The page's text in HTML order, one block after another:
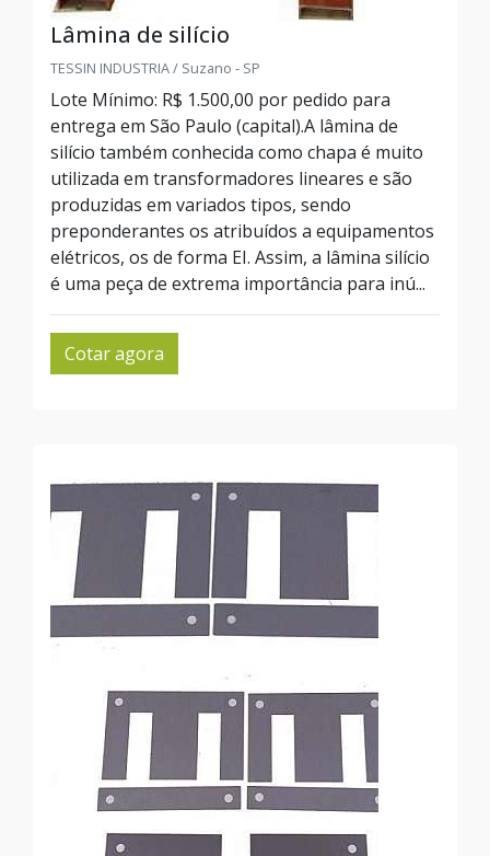
Lâmina de silício
TESSIN INDUSTRIA / Suzano - SP
Lote Mínimo: R$ 1.500,00 por pedido para
entrega em São Paulo (capital).A lâmina de
silício também conhecida como chapa é muito
utilizada em transformadores lineares e são
produzidas em variados tipos, sendo
preponderantes os atribuídos a equipamentos
elétricos, os de forma EI. Assim, a lâmina silício
é uma peça de extrema importância para inú...
Cotar agora